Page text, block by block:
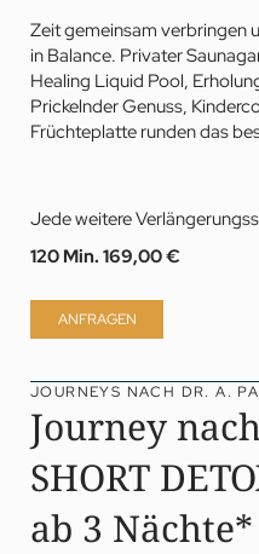
Zeit gemeinsam verbringen
in Balance. Privater
Healing Liquid Pool,
Prickelnder Genuss,
Früchteplatte runden das
Jede weitere
120 Min. 169,00 €
ANFRAGEN
JOURNEYS NACH DR. A.
Journey
SHORT
ab 3 Nächte*